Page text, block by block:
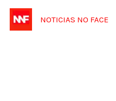
para
NOTICIAS NO FACE